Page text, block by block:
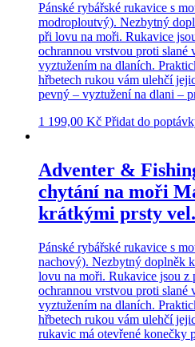
Pánské rybářské rukavice s
modroploutvý). Nezbytný
při lovu na moři. Rukavice
ochrannou vrstvou proti slané
vyztužením na dlaních.
hřbetech rukou vám ulehčí
pevný – vyztužení na dlani –
1 199,00 Kč Přidat do
Adventer &
chytání na moři
krátkými prsty
Pánské rybářské rukavice s
nachový). Nezbytný doplněk
lovu na moři. Rukavice jsou z
ochrannou vrstvou proti slané
vyztužením na dlaních.
hřbetech rukou vám ulehčí
rukavic má otevřené konečky